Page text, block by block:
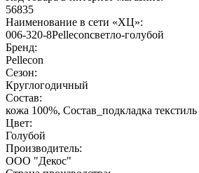
56835
Наименование в сети «ХЦ»:
006-320-8Pelleconсветло-голубой
Бренд:
Pellecon
Сезон:
Круглогодичный
Состав:
кожа 100%, Состав_подкладка
Цвет:
Голубой
Производитель:
ООО "Декос"